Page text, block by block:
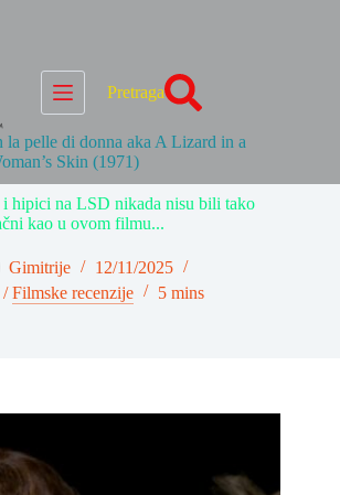
Pretraga
la pelle di donna aka A Lizard in a
Skin (1971)
hipici na LSD nikada nisu bili tako
kao u ovom filmu...
Gimitrije
12/11/2025
Filmske recenzije 5 mins